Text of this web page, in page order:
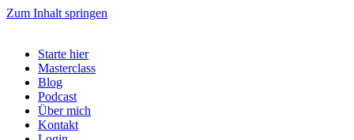
Zum Inhalt springen
Starte hier
Masterclass
Blog
Podcast
Über mich
Kontakt